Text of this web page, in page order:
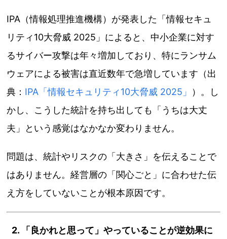
IPA（情報処理推進機構）が発表した「情報セキュ
リティ10大脅威 2025」によると、中小企業に対す
るサイバー攻撃は年々増加しており、特にランサム
ウェアによる被害は直近数年で急増しています（出
典： IPA「情報セキュリティ10大脅威 2025」
）。し
かし、こうした統計を持ち出しても「うちは大丈
夫」という感覚はなかなか変わりません。
問題は、統計やリスクの「大きさ」を伝えることで
はありません。経営層の「関心ごと」に合わせた伝
え方をしていないことが根本原因です。
2. 「良かれと思って」やっていることが逆効果に